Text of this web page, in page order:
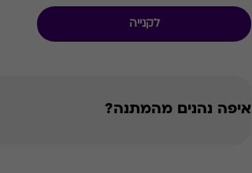
לקנייה
איפה נהנים מהמתנה?